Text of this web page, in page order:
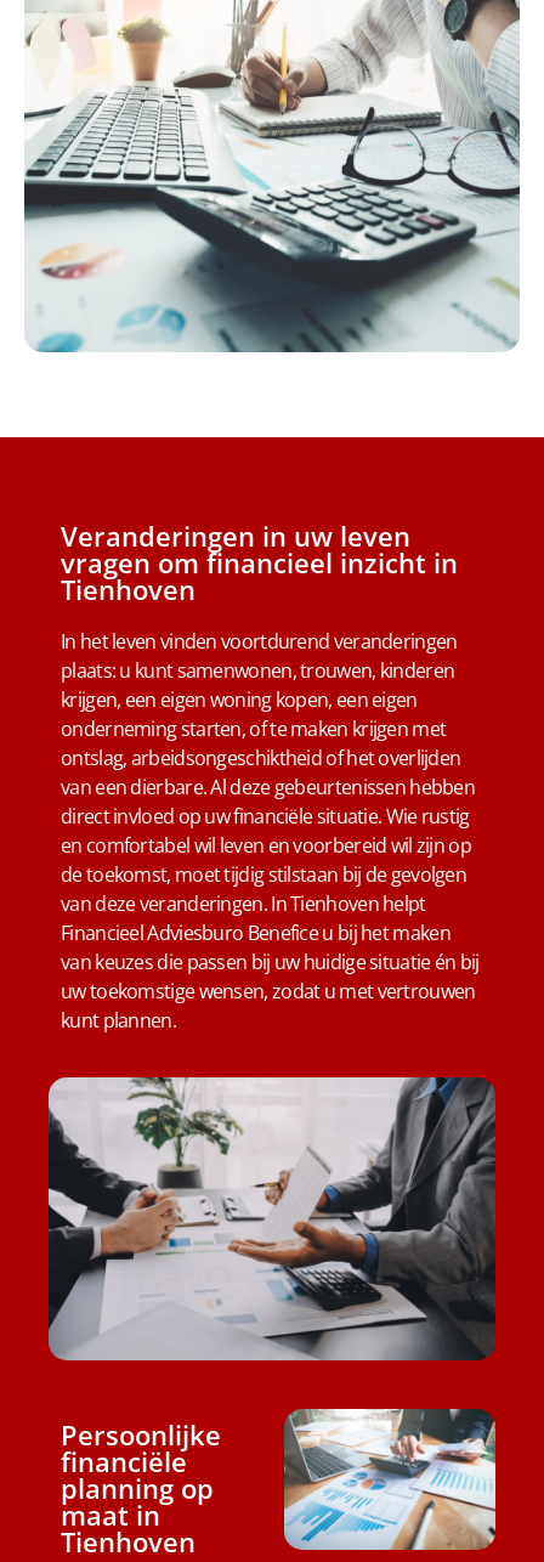
Veranderingen in uw leven
vragen om financieel inzicht in
Tienhoven
In het leven vinden voortdurend veranderingen
plaats: u kunt samenwonen, trouwen, kinderen
krijgen, een eigen woning kopen, een eigen
onderneming starten, of te maken krijgen met
ontslag, arbeidsongeschiktheid of het overlijden
van een dierbare. Al deze gebeurtenissen hebben
direct invloed op uw financiële situatie. Wie rustig
en comfortabel wil leven en voorbereid wil zijn op
de toekomst, moet tijdig stilstaan bij de gevolgen
van deze veranderingen. In Tienhoven helpt
Financieel Adviesburo Benefice u bij het maken
van keuzes die passen bij uw huidige situatie én bij
uw toekomstige wensen, zodat u met vertrouwen
kunt plannen.
Persoonlijke
financiële
planning op
maat in
Tienhoven